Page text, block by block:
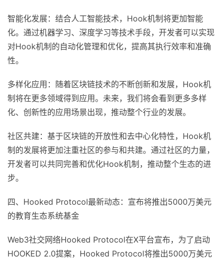
智能化发展：结合人工智能技术，Hook机制将更加智能
化。通过机器学习、深度学习等技术手段，开发者可以实现
对Hook机制的自动化管理和优化，提高其执行效率和准确
性。
多样化应用：随着区块链技术的不断创新和发展，Hook机
制将在更多领域得到应用。未来，我们将会看到更多多样
化、创新性的应用场景出现，推动整个行业的发展。
社区共建：基于区块链的开放性和去中心化特性，Hook机
制的发展将更加注重社区的参与和共建。通过社区的力量，
开发者可以共同完善和优化Hook机制，推动整个生态的进
步。
四、Hooked Protocol最新动态：宣布将推出5000万美元
的教育生态系统基金
Web3社交网络Hooked Protocol在X平台宣布，为了启动
HOOKED 2.0提案，Hooked Protocol将推出5000万美元